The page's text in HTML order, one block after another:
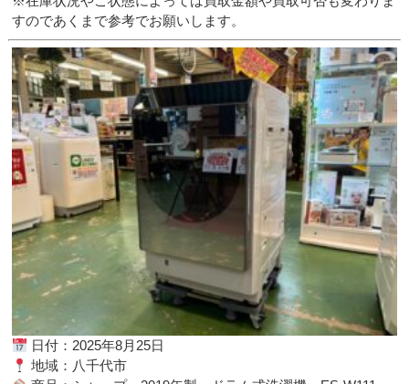
すのであくまで参考でお願いします。
日付：2025年8月25日
地域：八千代市